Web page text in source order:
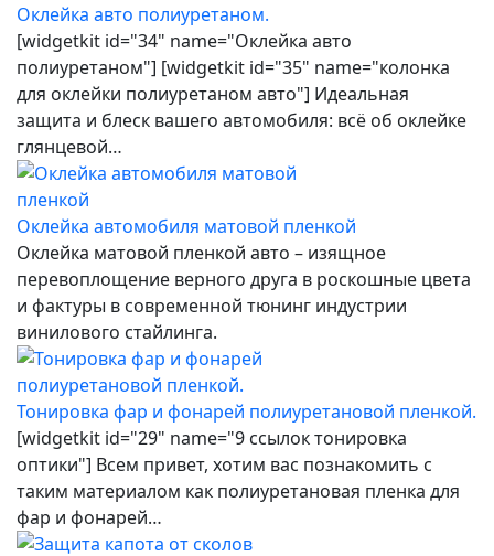
Оклейка авто полиуретаном.
[widgetkit id="34" name="Оклейка авто
полиуретаном"] [widgetkit id="35" name="колонка
для оклейки полиуретаном авто"] Идеальная
защита и блеск вашего автомобиля: всё об оклейке
глянцевой…
Оклейка автомобиля матовой пленкой
Оклейка матовой пленкой авто – изящное
перевоплощение верного друга в роскошные цвета
и фактуры в современной тюнинг индустрии
винилового стайлинга.
Тонировка фар и фонарей полиуретановой пленкой.
[widgetkit id="29" name="9 ссылок тонировка
оптики"] Всем привет, хотим вас познакомить с
таким материалом как полиуретановая пленка для
фар и фонарей…